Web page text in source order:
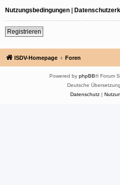
Nutzungsbedingungen |
Registrieren
ISDV-Homepage Foren
Powered by phpBB® Forum
Deutsche
Datenschutz|